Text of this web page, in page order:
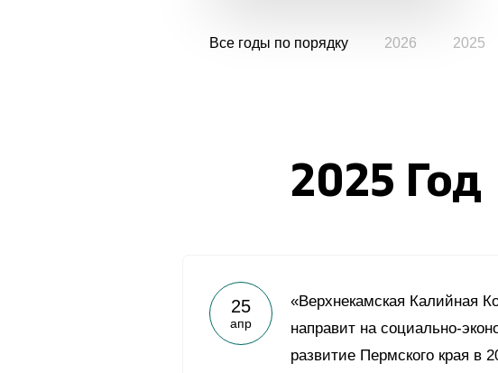
Все годы по порядку 2026 2025
2025 Год
25
апр
«Верхнекамская Калийная
направит на социально-
развитие Пермского края в